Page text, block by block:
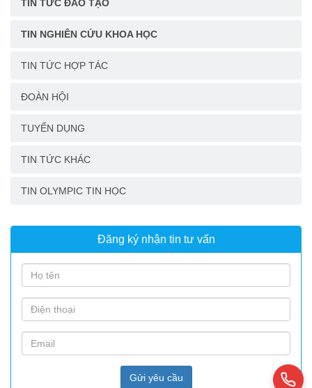
TIN TỨC ĐÀO TẠO
TIN NGHIÊN CỨU KHOA HỌC
TIN TỨC HỢP TÁC
ĐOÀN HỘI
TUYỂN DỤNG
TIN TỨC KHÁC
TIN OLYMPIC TIN HỌC
Đăng ký nhận tin tư vấn
Gửi yêu cầu